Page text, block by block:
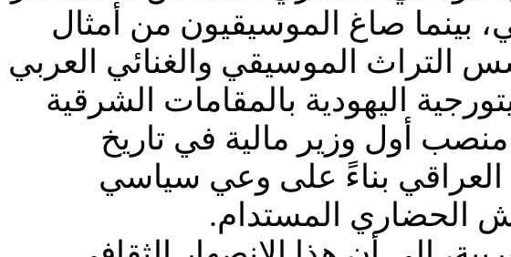
بينما صاغ الموسيقيون من أمثال
التراث الموسيقي والغنائي العربي
اليهودية بالمقامات الشرقية
أول وزير مالية في تاريخ
العراقي بناءً على وعي سياسي
الحضاري المستدام.